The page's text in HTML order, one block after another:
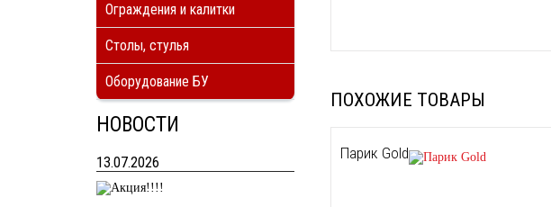
Ограждения и калитки
Столы, стулья
Оборудование БУ
НОВОСТИ
13.07.2026
ПОХОЖИЕ ТОВАРЫ
Парик Gold